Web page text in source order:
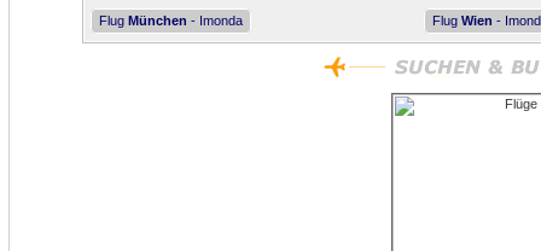
Flug München - Imonda Flug Wien -